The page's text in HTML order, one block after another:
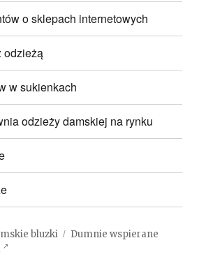
o sklepach internetowych
odzieżą
w sukienkach
odzieży damskiej na rynku
bluzki
Dumnie wspierane